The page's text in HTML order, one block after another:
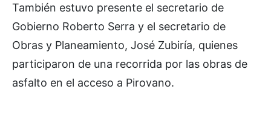
También estuvo presente el secretario de
Gobierno Roberto Serra y el secretario de
Obras y Planeamiento, José Zubiría, quienes
participaron de una recorrida por las obras de
asfalto en el acceso a Pirovano.